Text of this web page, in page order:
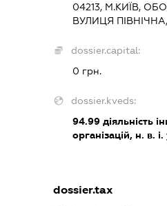
04213, М.КИЇВ,
ВУЛИЦЯ
dossier.capital:
0 грн.
dossier.kveds:
94.99діяльність
організацій, н. в. і.
dossier.tax